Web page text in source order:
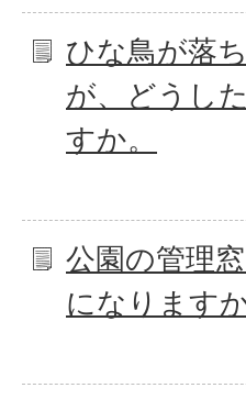
ひな鳥が落
が、どうし
すか。
公園の管理
になりますか